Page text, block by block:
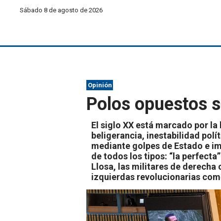
Sábado 8 de agosto de 2026
Opinión
Polos opuestos
El siglo XX está marcado por
beligerancia, inestabilidad
mediante golpes de Estado e
de todos los tipos: “la
Llosa, las militares de derecha
izquierdas revolucionarias